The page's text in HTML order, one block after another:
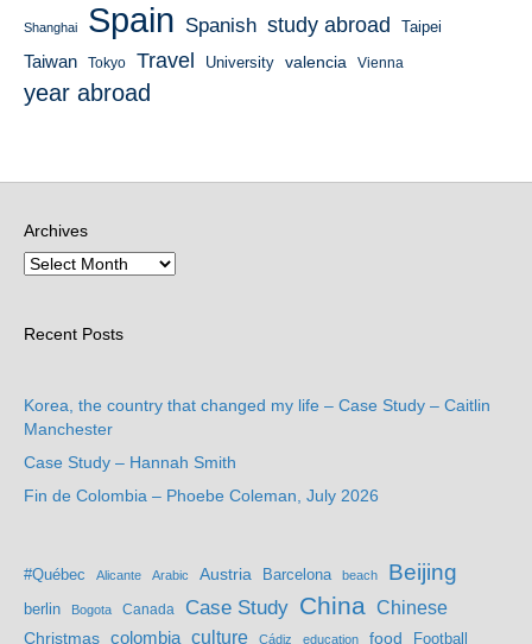
Shanghai Spain Spanish study abroad Taipei
Taiwan Tokyo Travel University valencia Vienna
year abroad
Archives
Recent Posts
Korea, the country that changed my life – Case Study – Caitlin
Manchester
Case Study – Hannah Smith
Fin de Colombia – Phoebe Coleman, July 2026
#Québec Alicante Arabic Austria Barcelona beach Beijing
berlin Bogota Canada Case Study China Chinese
Christmas colombia culture Cádiz education food Football